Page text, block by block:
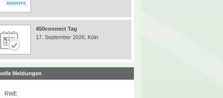
450connect Tag
17. September 2026, Köln
Meldungen
RWE